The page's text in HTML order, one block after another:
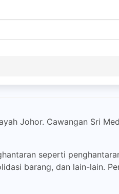
Johor. Cawangan Sri
seperti
barang, dan lain-lain.